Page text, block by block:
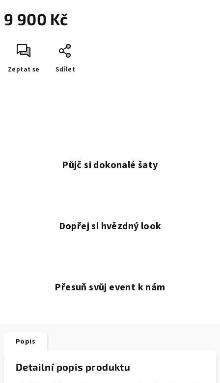
9 900 Kč
cena:
Zeptat se Sdílet
Půjč si dokonalé šaty
Dopřej si hvězdný look
Přesuň svůj event k nám
Popis
Detailní popis produktu